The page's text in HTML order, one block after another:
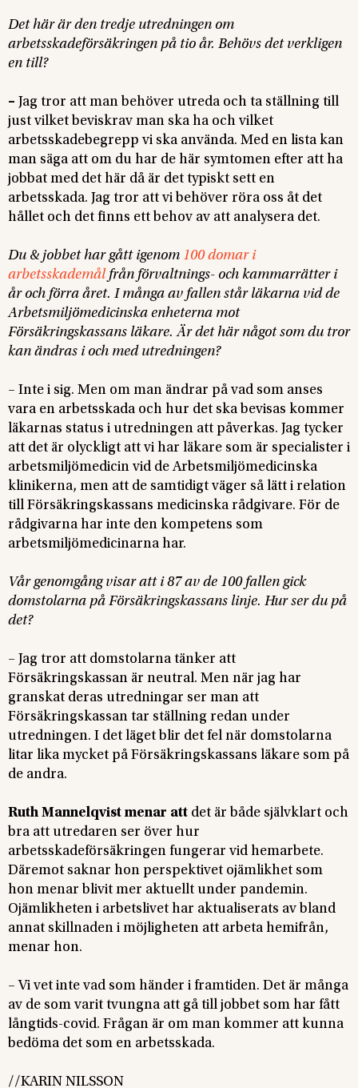
Det här är den tredje utredningen om
arbetsskadeförsäkringen på tio år. Behövs det verkligen
en till?
– Jag tror att man behöver utreda och ta ställning till
just vilket beviskrav man ska ha och vilket
arbetsskadebegrepp vi ska använda. Med en lista kan
man säga att om du har de här symtomen efter att ha
jobbat med det här då är det typiskt sett en
arbetsskada. Jag tror att vi behöver röra oss åt det
hållet och det finns ett behov av att analysera det.
Du & jobbet har gått igenom 100 domar i
arbetsskademål från förvaltnings- och kammarrätter i
år och förra året. I många av fallen står läkarna vid de
Arbetsmiljömedicinska enheterna mot
Försäkringskassans läkare. Är det här något som du tror
kan ändras i och med utredningen?
– Inte i sig. Men om man ändrar på vad som anses
vara en arbetsskada och hur det ska bevisas kommer
läkarnas status i utredningen att påverkas. Jag tycker
att det är olyckligt att vi har läkare som är specialister i
arbetsmiljömedicin vid de Arbetsmiljömedicinska
klinikerna, men att de samtidigt väger så lätt i relation
till Försäkringskassans medicinska rådgivare. För de
rådgivarna har inte den kompetens som
arbetsmiljömedicinarna har.
Vår genomgång visar att i 87 av de 100 fallen gick
domstolarna på Försäkringskassans linje. Hur ser du på
det?
– Jag tror att domstolarna tänker att
Försäkringskassan är neutral. Men när jag har
granskat deras utredningar ser man att
Försäkringskassan tar ställning redan under
utredningen. I det läget blir det fel när domstolarna
litar lika mycket på Försäkringskassans läkare som på
de andra.
Ruth Mannelqvist menar att det är både självklart och
bra att utredaren ser över hur
arbetsskadeförsäkringen fungerar vid hemarbete.
Däremot saknar hon perspektivet ojämlikhet som
hon menar blivit mer aktuellt under pandemin.
Ojämlikheten i arbetslivet har aktualiserats av bland
annat skillnaden i möjligheten att arbeta hemifrån,
menar hon.
– Vi vet inte vad som händer i framtiden. Det är många
av de som varit tvungna att gå till jobbet som har fått
långtids-covid. Frågan är om man kommer att kunna
bedöma det som en arbetsskada.
//KARIN NILSSON